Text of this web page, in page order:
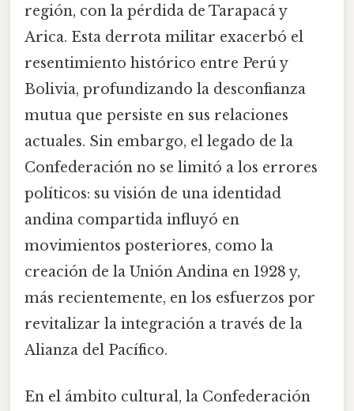
región, con la pérdida de Tarapacá y
Arica. Esta derrota militar exacerbó el
resentimiento histórico entre Perú y
Bolivia, profundizando la desconfianza
mutua que persiste en sus relaciones
actuales. Sin embargo, el legado de la
Confederación no se limitó a los errores
políticos: su visión de una identidad
andina compartida influyó en
movimientos posteriores, como la
creación de la Unión Andina en 1928 y,
más recientemente, en los esfuerzos por
revitalizar la integración a través de la
Alianza del Pacífico.
En el ámbito cultural, la Confederación